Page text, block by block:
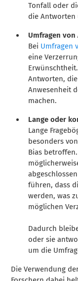
Tonfall oder
die Antworten
Umfragen
Bei Umfragen
eine
Antworten,
Anwesenheit
machen.
Lange oder
Lange
besonders
Bias
führen, dass
werden, was
möglichen
Dadurch
oder sie
um die
Die Verwendung